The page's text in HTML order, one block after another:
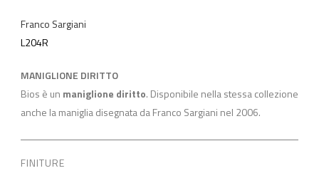
Franco Sargiani
L204R
MANIGLIONE DIRITTO
Bios è un maniglione diritto. Disponibile nella stessa collezione
anche la maniglia disegnata da Franco Sargiani nel 2006.
FINITURE